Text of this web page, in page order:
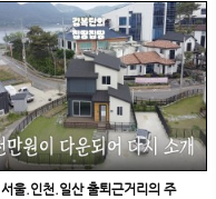
서울.인천.일산 출퇴근거리의 주